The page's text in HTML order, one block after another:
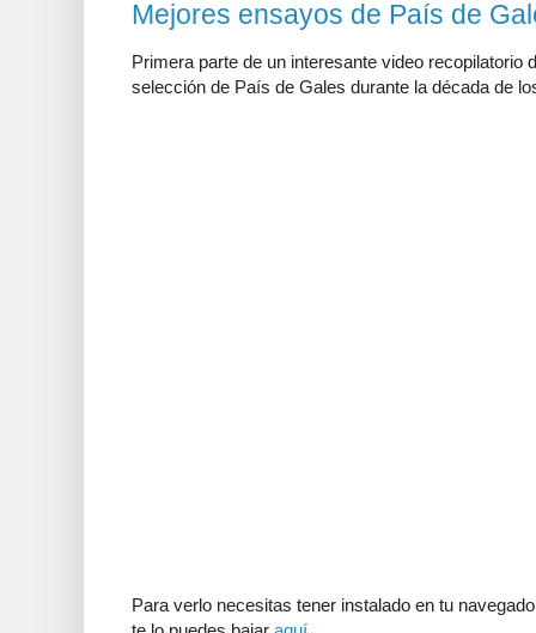
Mejores ensayos de País de
Primera parte de un interesante video recopilatorio
selección de País de Gales durante la década de
Para verlo necesitas tener instalado en tu